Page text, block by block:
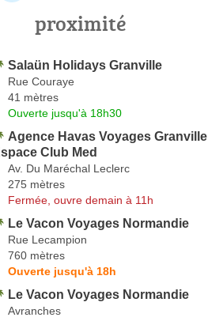
proximité
Salaün Holidays Granville
Rue Couraye
41 mètres
Ouverte jusqu'à 18h30
Agence Havas Voyages Granville |
Club Med
Av. Du Maréchal Leclerc
275 mètres
Fermée, ouvre demain à 11h
Le Vacon Voyages Normandie
Rue Lecampion
760 mètres
Ouverte jusqu'à 18h
Le Vacon Voyages Normandie
Avranches